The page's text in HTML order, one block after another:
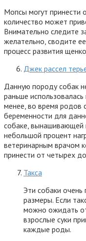
Мопсы могут принести
количество может
Внимательно следите
желательно, сводите
процесс развития
Джек рассел
Данную породу собак
раньше
менее, во время родов
беременности для
собаке, вынашивающей
небольшой процент
ветеринарным врачом
принести от четырех
Такса
Эти собаки
размеры. Если
можно ожидать
взрослые суки
каждые роды.